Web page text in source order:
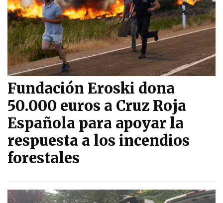
Fundación Eroski dona
50.000 euros a Cruz Roja
Española para apoyar la
respuesta a los incendios
forestales